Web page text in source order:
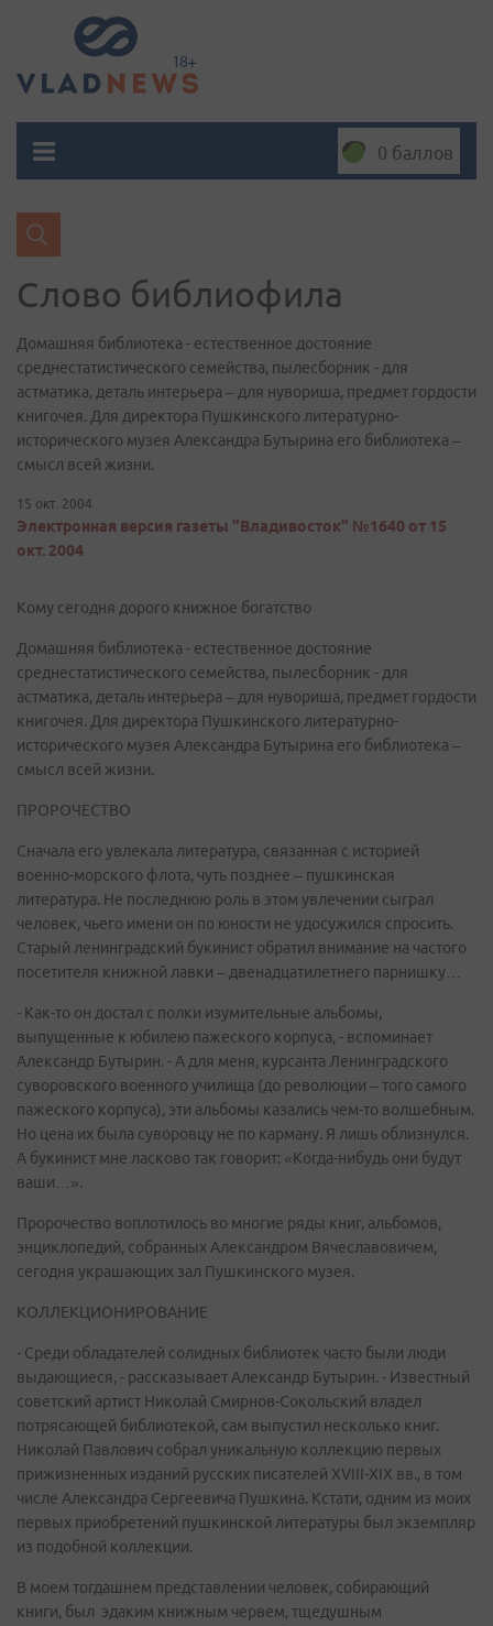
0 баллов
Слово библиофила
Домашняя библиотека - естественное достояние
среднестатистического семейства, пылесборник - для
астматика, деталь интерьера – для нувориша, предмет гордости
книгочея. Для директора Пушкинского литературно-
исторического музея Александра Бутырина его библиотека –
смысл всей жизни.
15 окт. 2004
Электронная версия газеты "Владивосток" №1640 от 15
окт. 2004
Кому сегодня дорого книжное богатство
Домашняя библиотека - естественное достояние
среднестатистического семейства, пылесборник - для
астматика, деталь интерьера – для нувориша, предмет гордости
книгочея. Для директора Пушкинского литературно-
исторического музея Александра Бутырина его библиотека –
смысл всей жизни.
ПРОРОЧЕСТВО
Сначала его увлекала литература, связанная с историей
военно-морского флота, чуть позднее – пушкинская
литература. Не последнюю роль в этом увлечении сыграл
человек, чьего имени он по юности не удосужился спросить.
Старый ленинградский букинист обратил внимание на частого
посетителя книжной лавки – двенадцатилетнего парнишку…
- Как-то он достал с полки изумительные альбомы,
выпущенные к юбилею пажеского корпуса, - вспоминает
Александр Бутырин. - А для меня, курсанта Ленинградского
суворовского военного училища (до революции – того самого
пажеского корпуса), эти альбомы казались чем-то волшебным.
Но цена их была суворовцу не по карману. Я лишь облизнулся.
А букинист мне ласково так говорит: «Когда-нибудь они будут
ваши…».
Пророчество воплотилось во многие ряды книг, альбомов,
энциклопедий, собранных Александром Вячеславовичем,
сегодня украшающих зал Пушкинского музея.
КОЛЛЕКЦИОНИРОВАНИЕ
- Среди обладателей солидных библиотек часто были люди
выдающиеся, - рассказывает Александр Бутырин. - Известный
советский артист Николай Смирнов-Сокольский владел
потрясающей библиотекой, сам выпустил несколько книг.
Николай Павлович собрал уникальную коллекцию первых
прижизненных изданий русских писателей XVIII-XIX вв., в том
числе Александра Сергеевича Пушкина. Кстати, одним из моих
первых приобретений пушкинской литературы был экземпляр
из подобной коллекции.
В моем тогдашнем представлении человек, собирающий
книги, был эдаким книжным червем, тщедушным